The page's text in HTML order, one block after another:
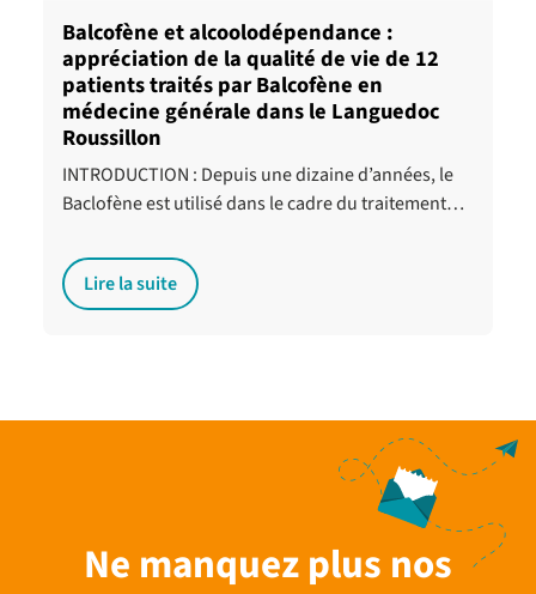
Balcofène et alcoolodépendance :
appréciation de la qualité de vie de 12
patients traités par Balcofène en
médecine générale dans le Languedoc
Roussillon
INTRODUCTION : Depuis une dizaine d’années, le
Baclofène est utilisé dans le cadre du traitement…
Lire la suite
Ne manquez plus nos